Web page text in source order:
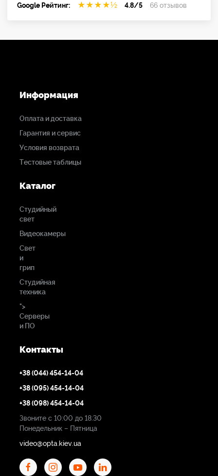
Google Рейтинг: ★ ★ ★ ★½ 4.8/5 66 отзывов
Информация
Оплата и доставка
Гарантия и сервис
Условия возврата
Тестовые таблицы
Каталог
Студийный
свет
Видеокамеры
Свет
и
грип
Студийная
техника
">
Серверы
и ПО
Контакты
+38 (044) 454-14-04
+38 (095) 454-14-04
+38 (098) 454-14-04
Звоните с 10:00 до 18:30
Понедельник – Пятница
video@opta.kiev.ua